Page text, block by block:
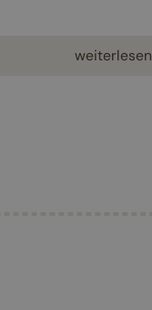
weiterlesen